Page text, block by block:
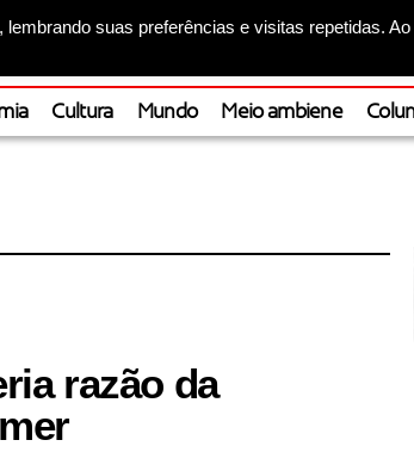
suas preferências e visitas repetidas. Ao
Cultura Mundo Meio ambiene
razão da